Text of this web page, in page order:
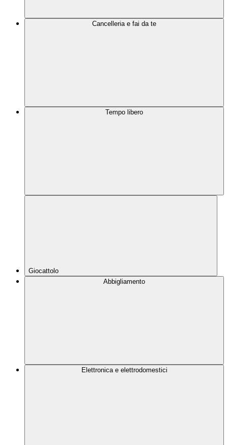
Cancelleria e fai da te
Tempo libero
Giocattolo
Abbigliamento
Elettronica e elettrodomestici